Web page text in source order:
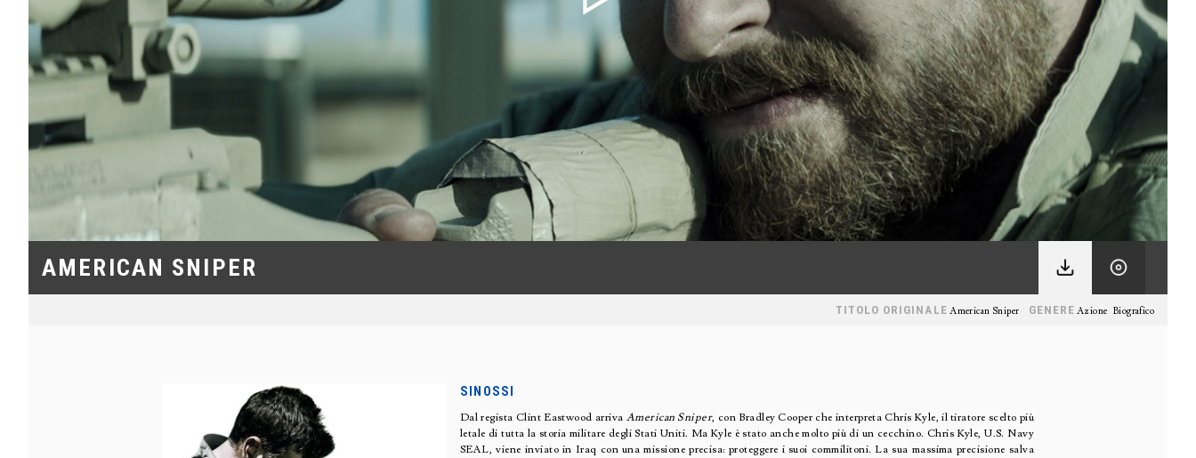
AMERICAN SNIPER
GENERE Azione Biografico
TITOLO ORIGINALE American Sniper
SINOSSI
Dal regista Clint Eastwood arriva American Sniper, con Bradley Cooper che interpreta Chris Kyle, il tiratore scelto più
letale di tutta la storia militare degli Stati Uniti. Ma Kyle è stato anche molto più di un cecchino. Chris Kyle, U.S. Navy
SEAL, viene inviato in Iraq con una missione precisa: proteggere i suoi commilitoni. La sua massima precisione salva